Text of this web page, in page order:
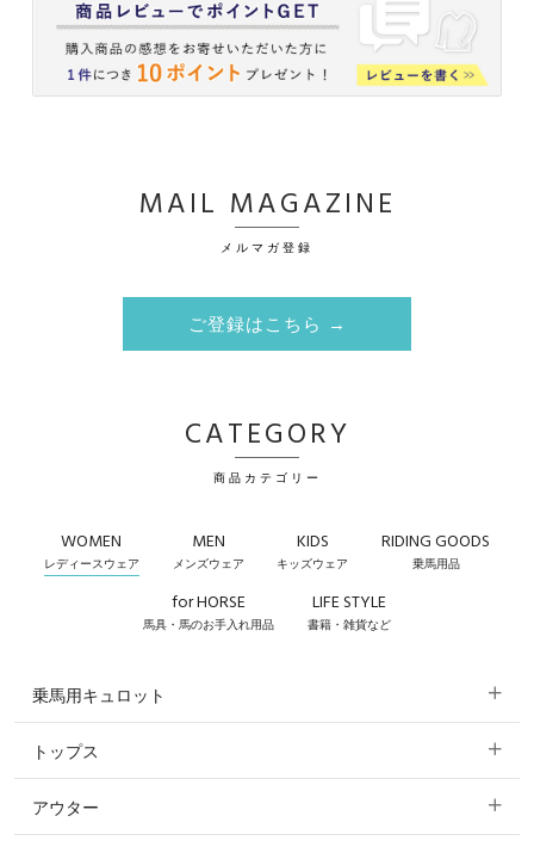
MAIL MAGAZINE
メルマガ登録
ご登録はこちら →
CATEGORY
商品カテゴリー
WOMEN
レディースウェア
MEN
メンズウェア
KIDS
キッズウェア
RIDING GOODS
乗馬用品
for HORSE
馬具・馬のお手入れ用品
LIFE STYLE
書籍・雑貨など
乗馬用キュロット
すべてのキュロット
フルグリップ・尻革 キュロット
トップス
すべてのトップス
アウター